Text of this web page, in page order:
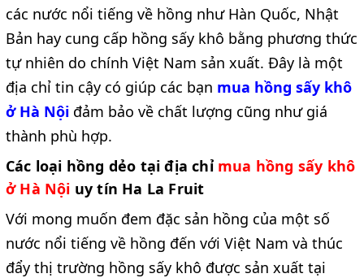
các nước nổi tiếng về hồng như Hàn Quốc, Nhật
Bản hay cung cấp hồng sấy khô bằng phương thức
tự nhiên do chính Việt Nam sản xuất. Đây là một
địa chỉ tin cậy có giúp các bạn mua hồng sấy khô
ở Hà Nội đảm bảo về chất lượng cũng như giá
thành phù hợp.
Các loại hồng dẻo tại địa chỉ mua hồng sấy khô
ở Hà Nội uy tín Ha La Fruit
Với mong muốn đem đặc sản hồng của một số
nước nổi tiếng về hồng đến với Việt Nam và thúc
đẩy thị trường hồng sấy khô được sản xuất tại